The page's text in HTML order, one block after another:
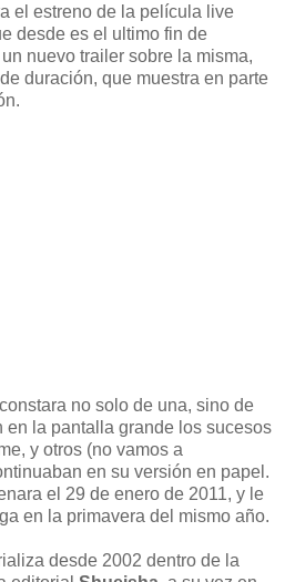
el estreno de la película live
desde es el ultimo fin de
nuevo trailer sobre la misma,
duración, que muestra en parte
no solo de una, sino de
en la pantalla grande los sucesos
y otros (no vamos a
en su versión en papel.
el 29 de enero de 2011, y le
en la primavera del mismo año.
desde 2002 dentro de la